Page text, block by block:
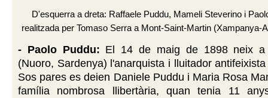
D'esquerra a dreta: Raffaele Puddu, Mameli Steverino i
realitzada per Tomaso Serra a Mont-Saint-Martin (Xampanya-
- Paolo Puddu: El 14 de maig de 1898 neix a
(Nuoro, Sardenya) l'anarquista i lluitador
Sos pares es deien Daniele Puddu i Maria Rosa
família nombrosa llibertària, quan tenia 11